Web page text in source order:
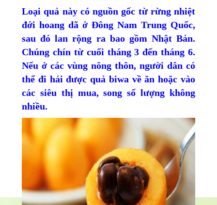
Loại quả này có nguồn gốc từ rừng nhiệt
đới hoang dã ở Đông Nam Trung Quốc,
sau đó lan rộng ra bao gồm Nhật Bản.
Chúng chín từ cuối tháng 3 đến tháng 6.
Nếu ở các vùng nông thôn, người dân có
thể đi hái được quả biwa về ăn hoặc vào
các siêu thị mua, song số lượng không
nhiều.